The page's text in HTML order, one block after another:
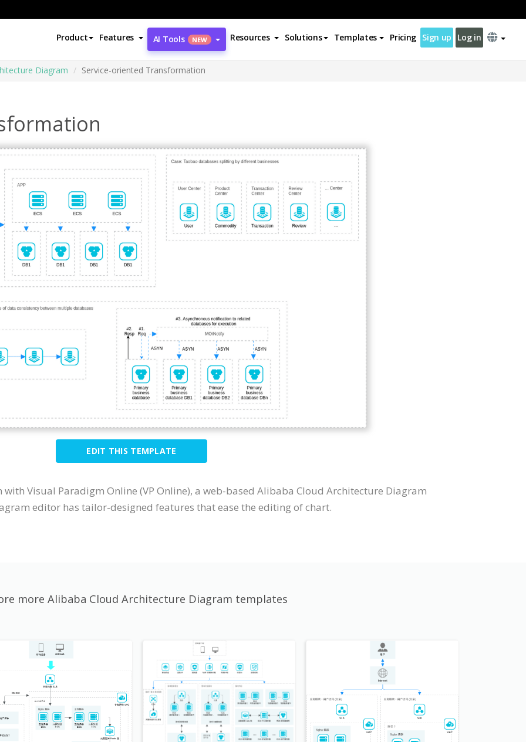
Product Features AI Tools NEW Resources Solutions Templates Pricing Sign up Log in
Diagram Service-oriented Transformation
EDIT THIS TEMPLATE
Visual Paradigm Online (VP Online), a web-based Alibaba Cloud Architecture Diagram
editor has tailor-designed features that ease the editing of chart.
more Alibaba Cloud Architecture Diagram templates